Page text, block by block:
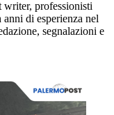
writer, professionisti
di esperienza nel
segnalazioni e